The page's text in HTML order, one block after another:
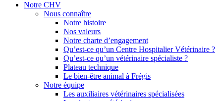
Notre CHV
Nous connaître
Notre histoire
Nos valeurs
Notre charte d’engagement
Qu’est-ce qu’un Centre Hospitalier Vétérinaire ?
Qu’est-ce qu’un vétérinaire spécialiste ?
Plateau technique
Le bien-être animal à Frégis
Notre équipe
Les auxiliaires vétérinaires spécialisées